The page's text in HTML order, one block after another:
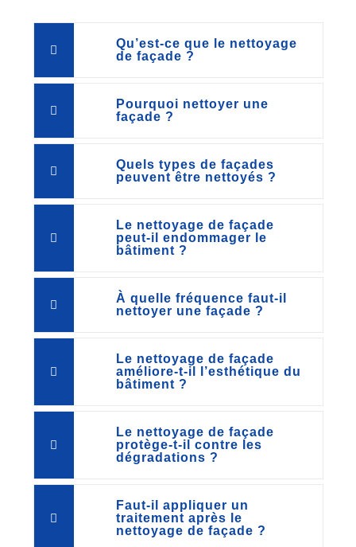
Qu’est-ce que le nettoyage
de façade ?
Pourquoi nettoyer une
façade ?
Quels types de façades
peuvent être nettoyés ?
Le nettoyage de façade
peut-il endommager le
bâtiment ?
À quelle fréquence faut-il
nettoyer une façade ?
Le nettoyage de façade
améliore-t-il l’esthétique du
bâtiment ?
Le nettoyage de façade
protège-t-il contre les
dégradations ?
Faut-il appliquer un
traitement après le
nettoyage de façade ?